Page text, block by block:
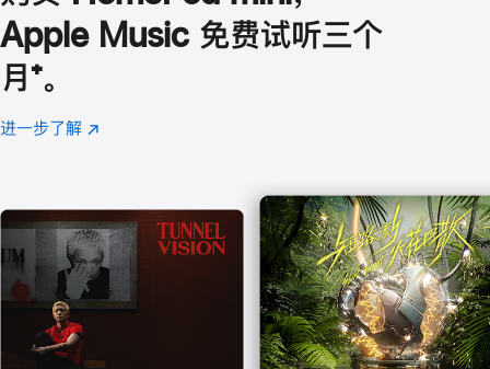
Apple Music 免费试听三个
月 脚
注
⁺。
进一步了解 Apple
(在
口
中
打
开)